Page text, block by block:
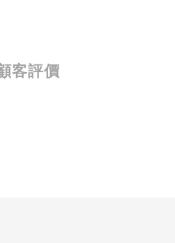
客評價